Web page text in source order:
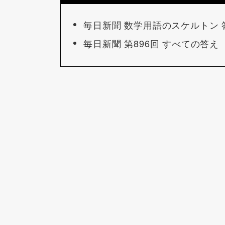
毎日新聞 数学用語のスケルトン
毎日新聞 第896回 すべての答え